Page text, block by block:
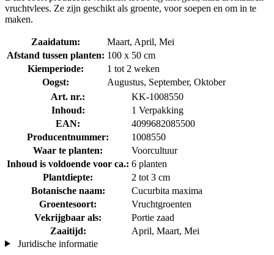
vruchtvlees. Ze zijn geschikt als groente, voor soepen en om in te
maken.
Zaaidatum:
Maart, April, Mei
Afstand tussen planten: 100 x 50 cm
Kiemperiode:
1 tot 2 weken
Oogst:
Augustus, September, Oktober
Art. nr.:
KK-1008550
Inhoud:
1 Verpakking
EAN:
4099682085500
Producentnummer:
1008550
Waar te planten:
Voorcultuur
Inhoud is voldoende voor ca.: 6 planten
Plantdiepte:
2 tot 3 cm
Botanische naam:
Cucurbita maxima
Groentesoort:
Vruchtgroenten
Vekrijgbaar als:
Portie zaad
Zaaitijd:
April, Maart, Mei
Juridische informatie